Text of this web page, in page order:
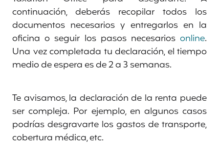
continuación, deberás recopilar todos los
documentos necesarios y entregarlos en la
oficina o seguir los pasos necesarios online.
Una vez completada tu declaración, el tiempo
medio de espera es de 2 a 3 semanas.
Te avisamos, la declaración de la renta puede
ser compleja. Por ejemplo, en algunos casos
podrías desgravarte los gastos de transporte,
cobertura médica, etc.